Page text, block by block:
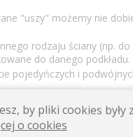
"uszy" możemy nie
rodzaju ściany (np.
do danego podkładu.
pojedyńczych i
i stabilne zamocowanie
zakończeń metalowych
by pliki cookies były
o cookies